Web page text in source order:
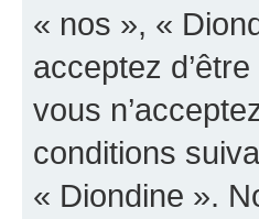
« nos », «
acceptez
vous
conditions
« Diondine ».